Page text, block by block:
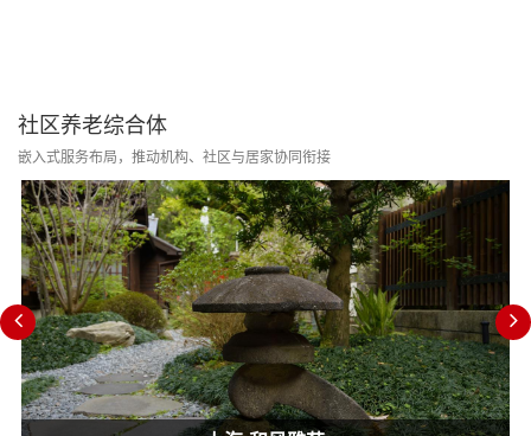
社区养老综合体
嵌入式服务布局，推动机构、社区与居家协同衔接